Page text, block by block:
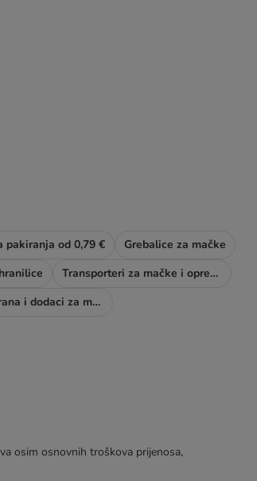
pakiranja od 0,79 €
Grebalice za mačke
Transporteri za mačke i oprema za šetnju
Posebna hrana i dodaci za mačke
osim osnovnih troškova prijenosa,